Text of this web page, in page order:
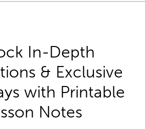
In-Depth
& Exclusive
with Printable
Notes